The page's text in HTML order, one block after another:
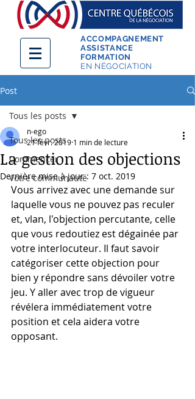
ACCOMPAGNEMENT
ASSISTANCE
FORMATION
EN NÉGOCIATION
Post
Tous les posts
Commencer
Votre communauté
Tous les posts
La gestion des objections
n-ego
21 févr. 2019 1 min de lecture
Dernière mise à jour : 7 oct. 2019
Vous arrivez avec une demande sur
laquelle vous ne pouvez pas reculer
et, vlan, l'objection percutante, celle
que vous redoutiez est dégainée par
votre interlocuteur. Il faut savoir
catégoriser cette objection pour
bien y répondre sans dévoiler votre
jeu. Y aller avec trop de vigueur
révélera immédiatement votre
position et cela aidera votre
opposant.